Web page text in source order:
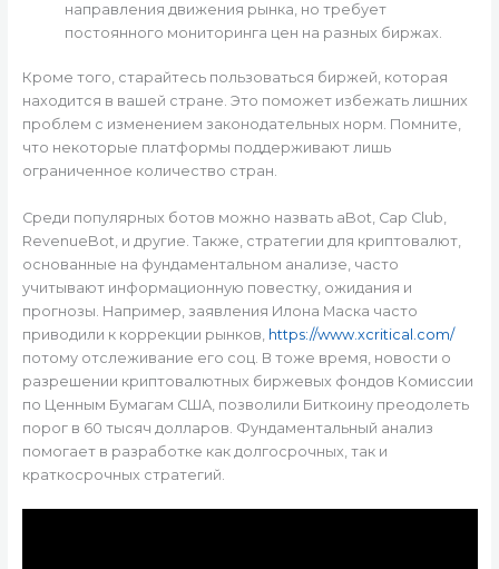
направления движения рынка, но требует
постоянного мониторинга цен на разных биржах.
Кроме того, старайтесь пользоваться биржей, которая
находится в вашей стране. Это поможет избежать лишних
проблем с изменением законодательных норм. Помните,
что некоторые платформы поддерживают лишь
ограниченное количество стран.
Среди популярных ботов можно назвать aBot, Cap Club,
RevenueBot, и другие. Также, стратегии для криптовалют,
основанные на фундаментальном анализе, часто
учитывают информационную повестку, ожидания и
прогнозы. Например, заявления Илона Маска часто
приводили к коррекции рынков, https://www.xcritical.com/
потому отслеживание его соц. В тоже время, новости о
разрешении криптовалютных биржевых фондов Комиссии
по Ценным Бумагам США, позволили Биткоину преодолеть
порог в 60 тысяч долларов. Фундаментальный анализ
помогает в разработке как долгосрочных, так и
краткосрочных стратегий.